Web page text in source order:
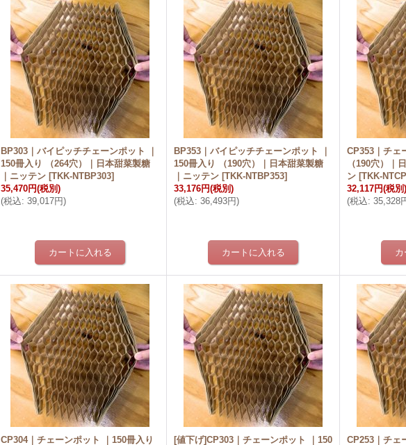
BP303｜バイピッチチェーンポット ｜
150冊入り （264穴）｜日本甜菜製糖
｜ニッテン [TKK-NTBP303]
35,470円(税別)
(税込: 39,017円)
BP353｜バイピッチチェーンポット ｜
150冊入り （190穴）｜日本甜菜製糖
｜ニッテン [TKK-NTBP353]
33,176円(税別)
(税込: 36,493円)
CP353｜チェ
（190穴）
ン [TKK-
32,117円(税別)
(税込: 35,328
CP304｜チェーンポット ｜150冊入り [値下げ]CP303｜チェーンポット ｜150 CP253｜チェ